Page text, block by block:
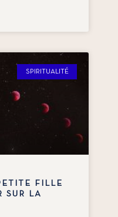
SPIRITUALITÉ
FILLE
SUR LA